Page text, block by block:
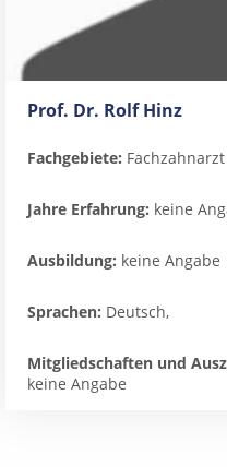
Prof. Dr. Rolf Hinz
Fachgebiete:
Jahre Erfahrung: keine
Ausbildung: keine Angabe
Sprachen: Deutsch,
Mitgliedschaften und
keine Angabe